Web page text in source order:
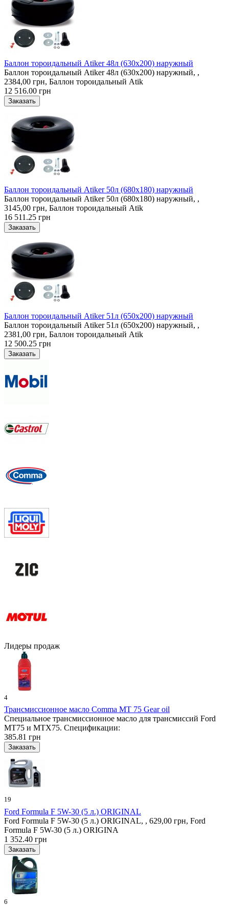
Баллон тороидальный Atiker 48л (630х200) наружный
Баллон тороидальный Atiker 48л (630х200) наружный, ,
2384,00 грн, Баллон тороидальный Atik
12 516.00 грн
Баллон тороидальный Atiker 50л (680х180) наружный
Баллон тороидальный Atiker 50л (680х180) наружный, ,
3145,00 грн, Баллон тороидальный Atik
16 511.25 грн
Баллон тороидальный Atiker 51л (650х200) наружный
Баллон тороидальный Atiker 51л (650х200) наружный, ,
2381,00 грн, Баллон тороидальный Atik
12 500.25 грн
Лидеры продаж
4
Трансмиссионное масло Comma MT 75 Gear oil
Специальное трансмиссионное масло для трансмиссий Ford
MT75 и MTX75. Спецификации:
385.81 грн
19
Ford Formula F 5W-30 (5 л.) ORIGINAL
Ford Formula F 5W-30 (5 л.) ORIGINAL, , 629,00 грн, Ford
Formula F 5W-30 (5 л.) ORIGINA
1 352.40 грн
6